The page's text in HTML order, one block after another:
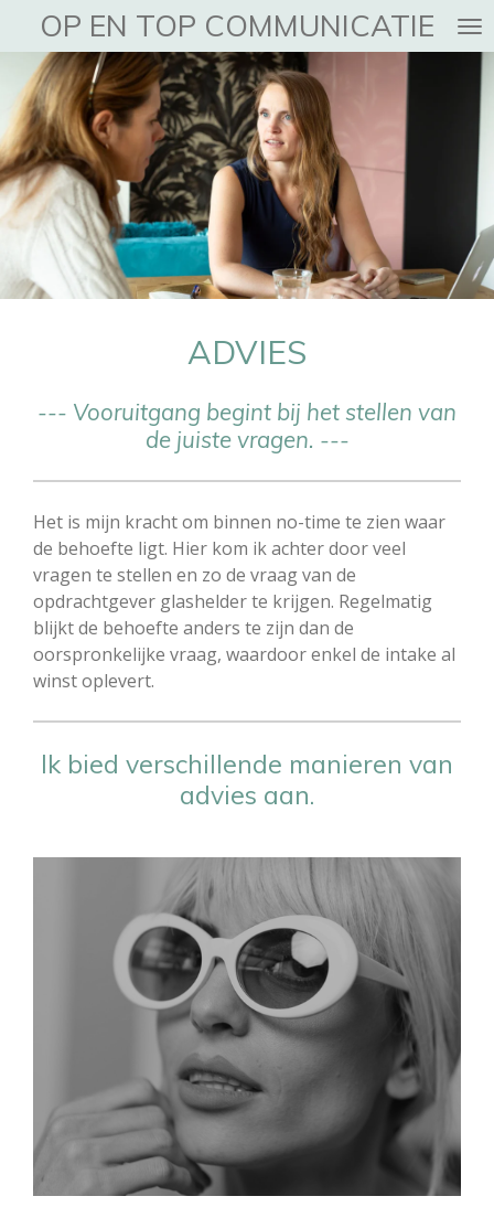
direct
naar
de
hoofdinhoud
OP EN TOP COMMUNICATIE
ADVIES
--- Vooruitgang begint bij het stellen van
de juiste vragen. ---
Het is mijn kracht om binnen no-time te zien waar
de behoefte ligt. Hier kom ik achter door veel
vragen te stellen en zo de vraag van de
opdrachtgever glashelder te krijgen. Regelmatig
blijkt de behoefte anders te zijn dan de
oorspronkelijke vraag, waardoor enkel de intake al
winst oplevert.
Ik bied verschillende manieren van
advies aan.